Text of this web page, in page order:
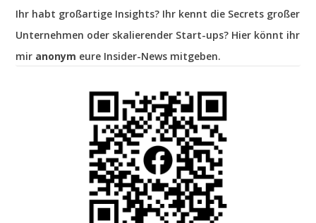
Ihr habt großartige Insights? Ihr kennt die Secrets großer
Unternehmen oder skalierender Start-ups? Hier könnt ihr
mir anonym eure Insider-News mitgeben.